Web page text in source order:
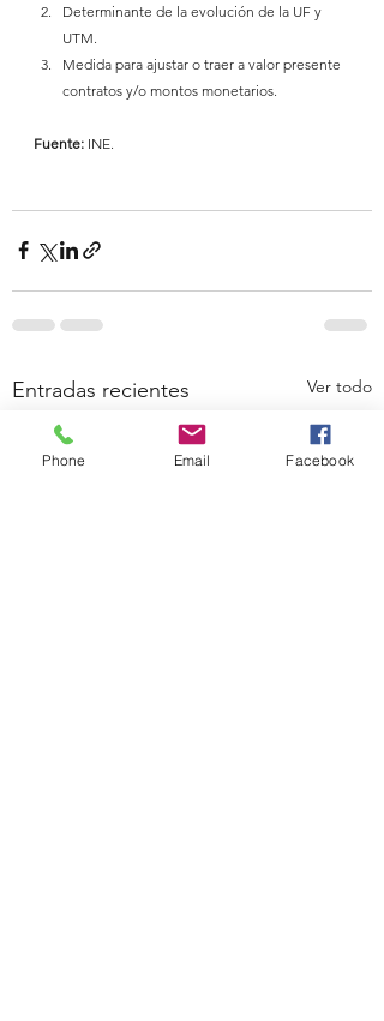
Determinante de la evolución de la UF y
UTM.
Medida para ajustar o traer a valor presente
contratos y/o montos monetarios.
Fuente: INE.
Entradas recientes Ver todo
Phone Email Facebook